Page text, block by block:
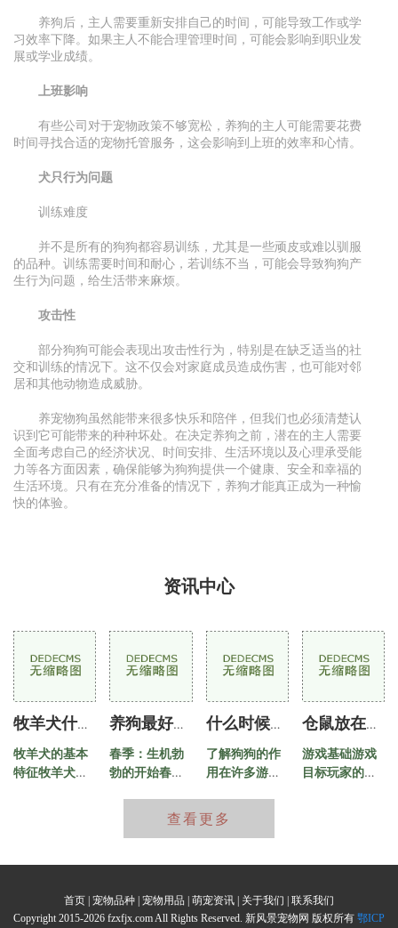
养狗后，主人需要重新安排自己的时间，可能导致工作或学
习效率下降。如果主人不能合理管理时间，可能会影响到职业发
展或学业成绩。
上班影响
有些公司对于宠物政策不够宽松，养狗的主人可能需要花费
时间寻找合适的宠物托管服务，这会影响到上班的效率和心情。
犬只行为问题
训练难度
并不是所有的狗狗都容易训练，尤其是一些顽皮或难以驯服
的品种。训练需要时间和耐心，若训练不当，可能会导致狗狗产
生行为问题，给生活带来麻烦。
攻击性
部分狗狗可能会表现出攻击性行为，特别是在缺乏适当的社
交和训练的情况下。这不仅会对家庭成员造成伤害，也可能对邻
居和其他动物造成威胁。
养宠物狗虽然能带来很多快乐和陪伴，但我们也必须清楚认
识到它可能带来的种种坏处。在决定养狗之前，潜在的主人需要
全面考虑自己的经济状况、时间安排、生活环境以及心理承受能
力等各方面因素，确保能够为狗狗提供一个健康、安全和幸福的
生活环境。只有在充分准备的情况下，养狗才能真正成为一种愉
快的体验。
资讯中心
牧羊犬什么品种最好
牧羊犬的基本
特征牧羊犬通
普遍具有以下
羊犬通常智商
较高，学习能
养狗最好的季节是几月份
春季：生机勃
勃的开始春天
狗的最佳季节
之一。随着气
然界开始复
长，狗狗也更
加活跃。温暖
什么时候养狗合适
了解狗狗的作
用在许多游戏
仅是可爱的宠
物，它们还扮
色。狗狗可以
任务、提供陪
伴、增强战斗
仓鼠放在哪里能旺财
游戏基础游戏
目标玩家的主
店铺的繁荣。
资源，合理安
排仓鼠的生活
查看更多
首页 | 宠物品种 | 宠物用品 | 萌宠资讯 | 关于我们 | 联系我们
Copyright 2015-2026 fzxfjx.com All Rights Reserved. 新风景宠物网 版权所有 鄂ICP